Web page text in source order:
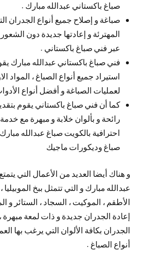
صباغ باكستاني عبدالله مبارك .
صباغة و إصلاح جميع أنواع الجدران
المهترئة و إعادتها جديدة دون
عبر فني صباغ باكستاني .
فني صباغ باكستاني عبدالله مبارك
استيراد جميع أنواع الصباغ ، المواد
لعمليات الصباغة و أفضل أنواع
كما أن فني صباغ باكستاني يقوم
رائحة و بألوان خلابة و مبهرة مع
احترافية بالكويت صباغ عبدالله
صباغ وديكورات ماجيك
و هناك أيضا العديد من الأعمال التي
عبدالله مبارك و التي تتمثل ببخ
الأطقم ، الموكيت ، السجاد ، الستائر و
إعادة الجدران جديدة و ذات لمعة مبهرة
الجدران بكافة الألوان التي يرغب بها
أنواع الصباغ .